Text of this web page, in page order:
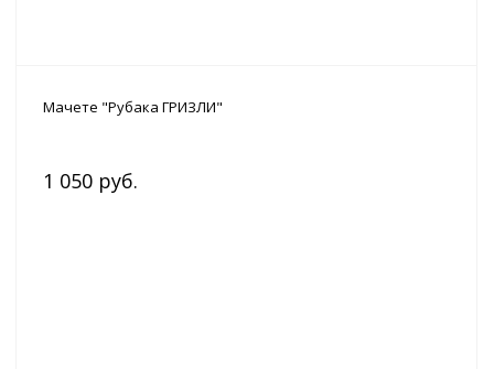
Мачете "Рубака ГРИЗЛИ"
1 050 руб.